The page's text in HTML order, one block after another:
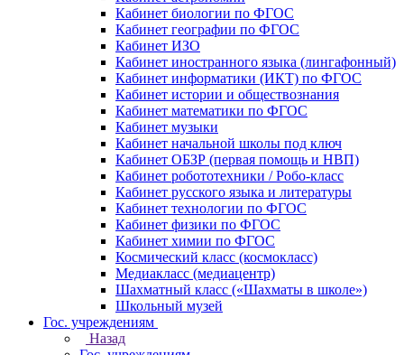
Кабинет биологии по ФГОС
Кабинет географии по ФГОС
Кабинет ИЗО
Кабинет иностранного языка (лингафонный)
Кабинет информатики (ИКТ) по ФГОС
Кабинет истории и обществознания
Кабинет математики по ФГОС
Кабинет музыки
Кабинет начальной школы под ключ
Кабинет ОБЗР (первая помощь и НВП)
Кабинет робототехники / Робо-класс
Кабинет русского языка и литературы
Кабинет технологии по ФГОС
Кабинет физики по ФГОС
Кабинет химии по ФГОС
Космический класс (космокласс)
Медиакласс (медиацентр)
Шахматный класс («Шахматы в школе»)
Школьный музей
Гос. учреждениям
Назад